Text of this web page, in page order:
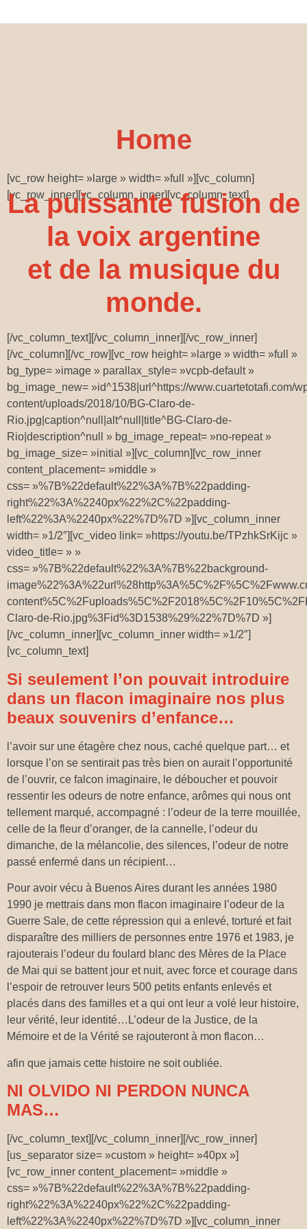
Home
[vc_row height= »large » width= »full »][vc_column]
[vc_row_inner][vc_column_inner][vc_column_text]
La puissante fusion de
la voix argentine
et de la musique du
monde.
[/vc_column_text][/vc_column_inner][/vc_row_inner]
[/vc_column][/vc_row][vc_row height= »large » width= »full »
bg_type= »image » parallax_style= »vcpb-default »
bg_image_new= »id^1538|url^https://www.cuartetotafi.com/
content/uploads/2018/10/BG-Claro-de-
Rio.jpg|caption^null|alt^null|title^BG-Claro-de-
Rio|description^null » bg_image_repeat= »no-repeat »
bg_image_size= »initial »][vc_column][vc_row_inner
content_placement= »middle »
css= »%7B%22default%22%3A%7B%22padding-
right%22%3A%2240px%22%2C%22padding-
left%22%3A%2240px%22%7D%7D »][vc_column_inner
width= »1/2″][vc_video link= »https://youtu.be/TPzhkSrKijc »
video_title= » »
css= »%7B%22default%22%3A%7B%22background-
Claro-de-Rio.jpg%3Fid%3D1538%29%22%7D%7D »]
[/vc_column_inner][vc_column_inner width= »1/2″]
[vc_column_text]
Si seulement l’on pouvait introduire
dans un flacon imaginaire nos plus
beaux souvenirs d’enfance…
l’avoir sur une étagère chez nous, caché quelque part… et
lorsque l’on se sentirait pas très bien on aurait l’opportunité
de l’ouvrir, ce falcon imaginaire, le déboucher et pouvoir
ressentir les odeurs de notre enfance, arômes qui nous ont
tellement marqué, accompagné : l’odeur de la terre mouillée,
celle de la fleur d’oranger, de la cannelle, l’odeur du
dimanche, de la mélancolie, des silences, l’odeur de notre
passé enfermé dans un récipient…
Pour avoir vécu à Buenos Aires durant les années 1980
1990 je mettrais dans mon flacon imaginaire l’odeur de la
Guerre Sale, de cette répression qui a enlevé, torturé et fait
disparaître des milliers de personnes entre 1976 et 1983, je
rajouterais l’odeur du foulard blanc des Mères de la Place
de Mai qui se battent jour et nuit, avec force et courage dans
l’espoir de retrouver leurs 500 petits enfants enlevés et
placés dans des familles et a qui ont leur a volé leur histoire,
leur vérité, leur identité…L’odeur de la Justice, de la
Mémoire et de la Vérité se rajouteront à mon flacon…
afin que jamais cette histoire ne soit oubliée.
NI OLVIDO NI PERDON NUNCA
MAS…
[/vc_column_text][/vc_column_inner][/vc_row_inner]
[us_separator size= »custom » height= »40px »]
[vc_row_inner content_placement= »middle »
css= »%7B%22default%22%3A%7B%22padding-
right%22%3A%2240px%22%2C%22padding-
left%22%3A%2240px%22%7D%7D »][vc_column_inner